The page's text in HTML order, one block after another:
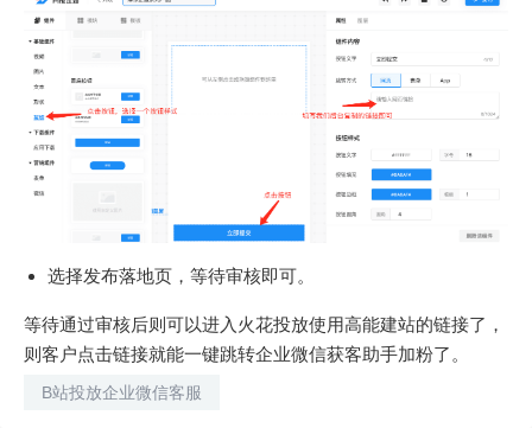
选择发布落地页，等待审核即可。
等待通过审核后则可以进入火花投放使用高能建站的链接了，
则客户点击链接就能一键跳转企业微信获客助手加粉了。
B站投放企业微信客服